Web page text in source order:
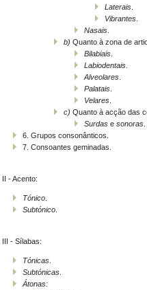
Laterais
Vibrantes
Nasais
b) Quanto à zona de
Bilabiais
Labiodentais
Alveolares
Palatais
Velares
c) Quanto à acção das
Surdas e sonoras
6. Grupos consonânticos.
7. Consoantes geminadas.
II - Acento:
Tónico
Subtónico
III - Sílabas:
Tónicas
Subtónicas
Átonas: